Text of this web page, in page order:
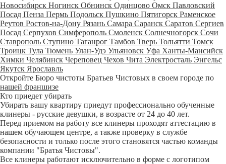
Новосибирск Ногинск Обнинск Одинцово Омск Павловский
Посад Пенза Пермь Подольск Пушкино Пятигорск Раменское
Реутов Ростов-на-Дону Рязань Самара Саранск Саратов Сергиев
Посад Серпухов Симферополь Смоленск Солнечногорск Сочи
Ставрополь Ступино Таганрог Тамбов Тверь Тольятти Томск
Троицк Тула Тюмень Улан-Удэ Ульяновск Уфа Ханты-Мансийск
Химки Челябинск Череповец Чехов Чита Электросталь Энгельс
Якутск Ярославль
Откройте Бюро чистоты Братьев Чистовых в своем городе по
нашей франшизе
Кто приедет убирать
Убирать вашу квартиру приедут профессионально обученные
клинеры - русские девушки, в возрасте от 24 до 40 лет.
Перед приемом на работу все клинеры проходят аттестацию в
нашем обучающем центре, а также проверку в службе
безопасности и только после этого становятся частью команды
компании "Братья Чистовы".
Все клинеры работают исключительно в форме с логотипом